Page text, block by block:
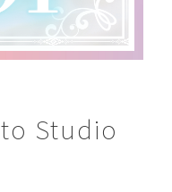
Studio